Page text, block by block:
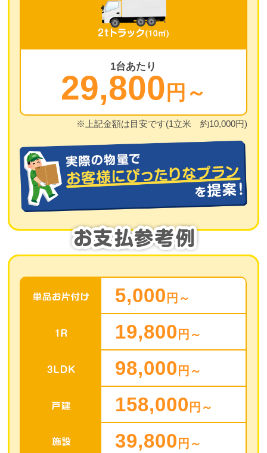
1台あたり
29,800 円～
※上記金額は目安です(1立米 約10,000円)
5,000 円～
19,800 円～
98,000 円～
158,000 円～
39,800 円～